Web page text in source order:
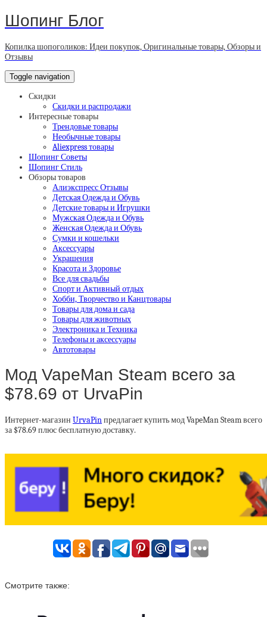
Шопинг Блог
Копилка шопоголиков: Идеи покупок, Оригинальные товары, Обзоры и
Отзывы
Toggle navigation
Скидки
Скидки и распродажи
Интересные товары
Трендовые товары
Необычные товары
Aliexpress товары
Шопинг Советы
Шопинг Стиль
Обзоры товаров
Алиэкспресс Отзывы
Детская Одежда и Обувь
Детские товары и Игрушки
Мужская Одежда и Обувь
Женская Одежда и Обувь
Сумки и кошельки
Аксессуары
Украшения
Красота и Здоровье
Все для свадьбы
Спорт и Активный отдых
Хобби, Творчество и Канцтовары
Товары для дома и сада
Товары для животных
Электроника и Техника
Телефоны и аксессуары
Автотовары
Мод VapeMan Steam всего за
$78.69 от UrvaPin
Интернет-магазин UrvaPinпредлагает купить мод VapeMan Steam всего
за $78.69 плюс бесплатную доставку.
Смотрите также: